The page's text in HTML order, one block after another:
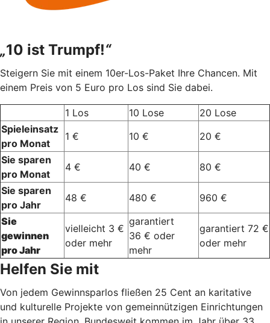
„10 ist Trumpf!“
Steigern Sie mit einem 10er-Los-Paket Ihre Chancen. Mit
einem Preis von 5 Euro pro Los sind Sie dabei.
1 Los 10 Lose
20 Lose
Spieleinsatz
pro Monat
1 € 10 €
20 €
Sie sparen
pro Monat
4 € 40 €
80 €
Sie sparen
pro Jahr
48 € 480 €
960 €
Sie
gewinnen
pro Jahr
vielleicht 3 €
oder mehr
garantiert
36 € oder
mehr
garantiert 72 €
oder mehr
Helfen Sie mit
Von jedem Gewinnsparlos fließen 25 Cent an karitative
und kulturelle Projekte von gemeinnützigen Einrichtungen